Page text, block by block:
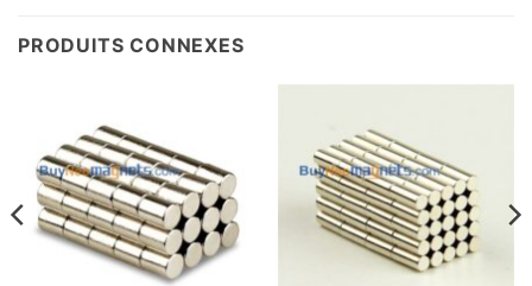
PRODUITS CONNEXES